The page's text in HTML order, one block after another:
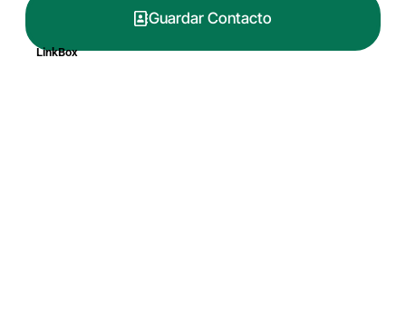
Guardar Contacto
LinkBox